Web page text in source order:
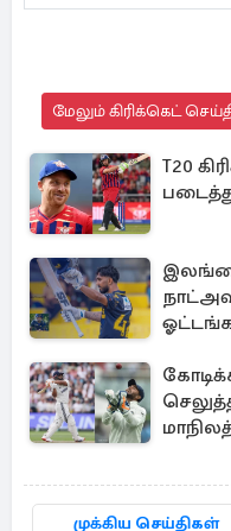
மேலும் கிரிக்கெட்
T20
முக்கிய செய்திகள்